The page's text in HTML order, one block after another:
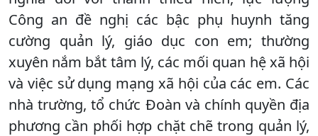
Công an đề nghị các bậc phụ huynh tăng
cường quản lý, giáo dục con em; thường
xuyên nắm bắt tâm lý, các mối quan hệ xã hội
và việc sử dụng mạng xã hội của các em. Các
nhà trường, tổ chức Đoàn và chính quyền địa
phương cần phối hợp chặt chẽ trong quản lý,